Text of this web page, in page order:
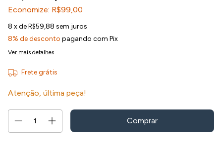
Economize: R$99,00
8 x deR$59,88 sem juros
8% de desconto pagando com Pix
Ver mais detalhes
Frete grátis
Atenção, última peça!